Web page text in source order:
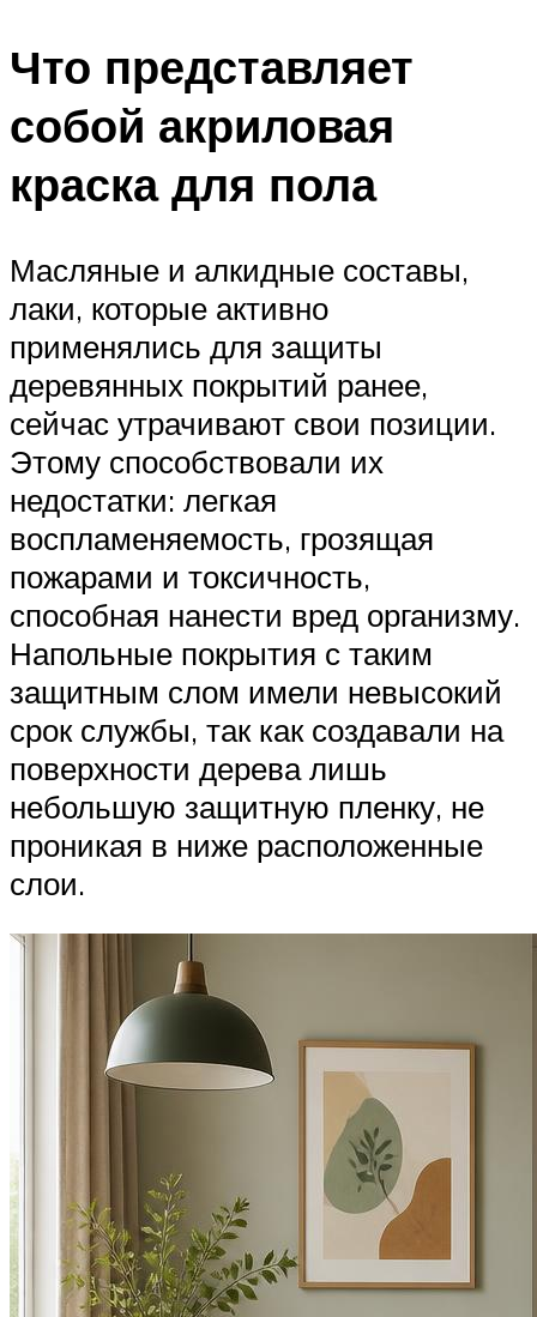
Что представляет
собой акриловая
краска для пола
Масляные и алкидные составы,
лаки, которые активно
применялись для защиты
деревянных покрытий ранее,
сейчас утрачивают свои позиции.
Этому способствовали их
недостатки: легкая
воспламеняемость, грозящая
пожарами и токсичность,
способная нанести вред организму.
Напольные покрытия с таким
защитным слом имели невысокий
срок службы, так как создавали на
поверхности дерева лишь
небольшую защитную пленку, не
проникая в ниже расположенные
слои.